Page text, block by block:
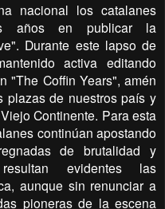
nacional los catalanes
años en publicar la
Durante este lapso de
activa editando
"The Coffin Years", amén
plazas de nuestros país y
Continente. Para esta
continúan apostando
de brutalidad y
evidentes las
aunque sin renunciar a
pioneras de la escena